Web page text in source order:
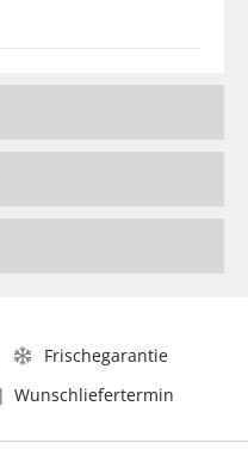
Frischegarantie
Wunschliefertermin